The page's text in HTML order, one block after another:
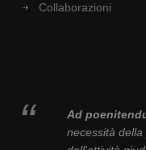
Collaborazioni
Ad
necessità